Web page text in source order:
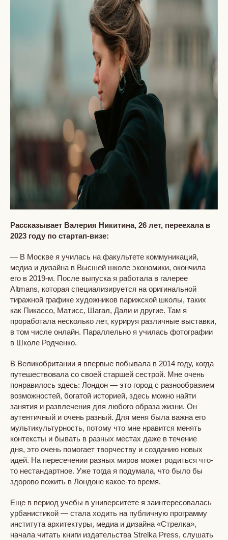
Рассказывает Валерия Никитина, 26 лет, переехала в
2023 году по стартап-визе:
— В Москве я училась на факультете коммуникаций,
медиа и дизайна в Высшей школе экономики, окончила
его в 2019‑м. После выпуска я работала в галерее
Altmans, которая специализируется на оригинальной
тиражной графике художников парижской школы, таких
как Пикассо, Матисс, Шагал, Дали и другие. Там я
проработала несколько лет, курируя различные выставки,
в том числе онлайн. Параллельно я училась фотографии
в Школе Родченко.
В Великобритании я впервые побывала в 2014 году, когда
путешествовала со своей старшей сестрой. Мне очень
понравилось здесь: Лондон — это город с разнообразием
возможностей, богатой историей, здесь можно найти
занятия и развлечения для любого образа жизни. Он
аутентичный и очень разный. Для меня была важна его
мультикультурность, потому что мне нравится менять
контексты и бывать в разных местах даже в течение
дня, это очень помогает творчеству и созданию новых
идей. На пересечении разных миров может родиться что-
то нестандартное. Уже тогда я подумала, что было бы
здорово пожить в Лондоне какое-то время.
Еще в период учебы в университете я заинтересовалась
урбанистикой — стала ходить на публичную программу
института архитектуры, медиа и дизайна «Стрелка»,
начала читать книги издательства Strelka Press, слушать